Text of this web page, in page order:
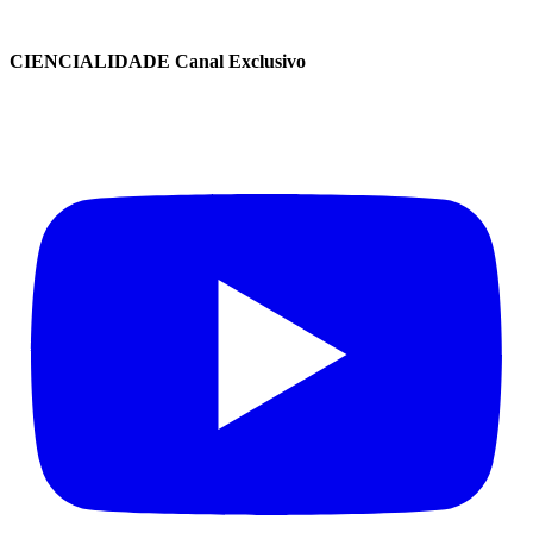
CIENCIALIDADE Canal Exclusivo